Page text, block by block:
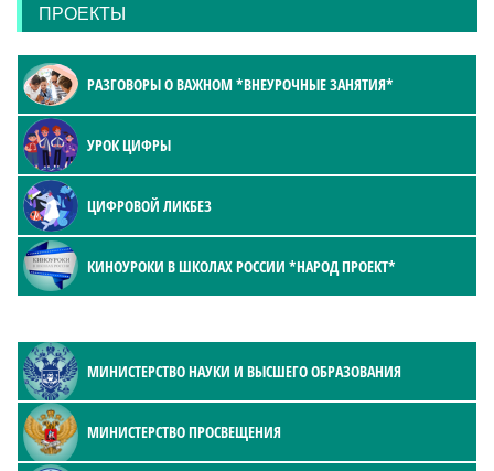
ПРОЕКТЫ
РАЗГОВОРЫ О ВАЖНОМ *ВНЕУРОЧНЫЕ ЗАНЯТИЯ*
УРОК ЦИФРЫ
ЦИФРОВОЙ ЛИКБЕЗ
КИНОУРОКИ В ШКОЛАХ РОССИИ *НАРОД ПРОЕКТ*
МИНИСТЕРСТВО НАУКИ И ВЫСШЕГО ОБРАЗОВАНИЯ
МИНИСТЕРСТВО ПРОСВЕЩЕНИЯ